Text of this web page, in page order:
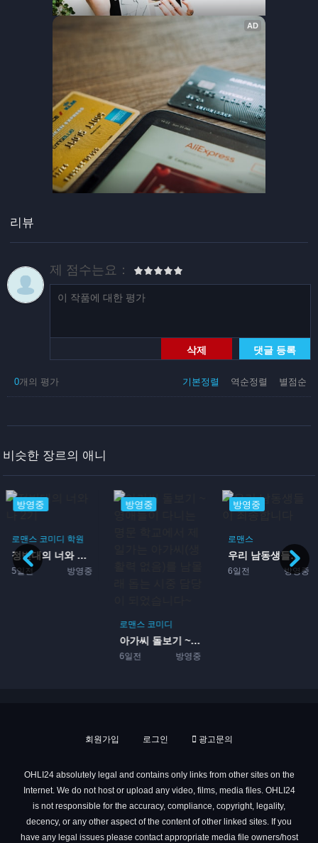
리뷰
제 점수는요：
삭제 댓글 등록
기본정렬 역순정렬 별점순
0개의 평가
비슷한 장르의 애니
방영중
로맨스 코미디 학원
정반대의 너와 나 2기
5일전 방영중
방영중
로맨스 코미디
아가씨 돌보기 ~영애들이 다...
6일전 방영중
방영중
로맨스
우리 남동생들이 죄송합니다
6일전 방영중
회원가입 로그인 광고문의
OHLI24 absolutely legal and contains only links from other sites on the
Internet. We do not host or upload any video, films, media files. OHLI24
is not responsible for the accuracy, compliance, copyright, legality,
decency, or any other aspect of the content of other linked sites. If you
have any legal issues please contact appropriate media file owners/host